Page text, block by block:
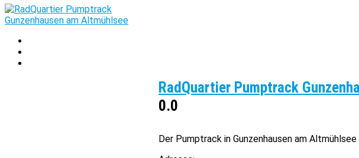
RadQuartier Pumptrack
0.0
Der Pumptrack in Gunzenhausen am